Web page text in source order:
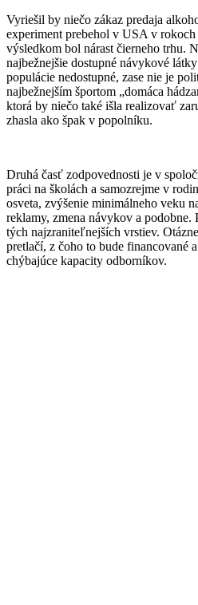
Vyriešil by niečo zákaz predaja
experiment prebehol v USA v
výsledkom bol nárast čierneho trhu.
najbežnejšie dostupné návykové
populácie nedostupné, zase nie je
najbežnejším športom „domáca
ktorá by niečo také išla realizovať
zhasla ako špak v popolníku.
Druhá časť zodpovednosti je v
práci na školách a samozrejme v
osveta, zvýšenie minimálneho veku
reklamy, zmena návykov a podobne.
tých najzraniteľnejších vrstiev.
pretlačí, z čoho to bude financované
chýbajúce kapacity odborníkov.